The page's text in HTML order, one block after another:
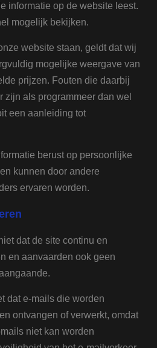
informatie op de website leest.
mogelijk bekijken.
website staan, geldt dat wij
mogelijke weergave van
prijzen. Fouten die daarbij
zijn als programmeer dan wel
een aanleiding tot
berust op persoonlijke
kunnen door andere
ervaren worden.
dat de site continu en
en aanvaarden ook geen
dat e-mails die worden
ontvangen of verwerkt, omdat
niet kan worden